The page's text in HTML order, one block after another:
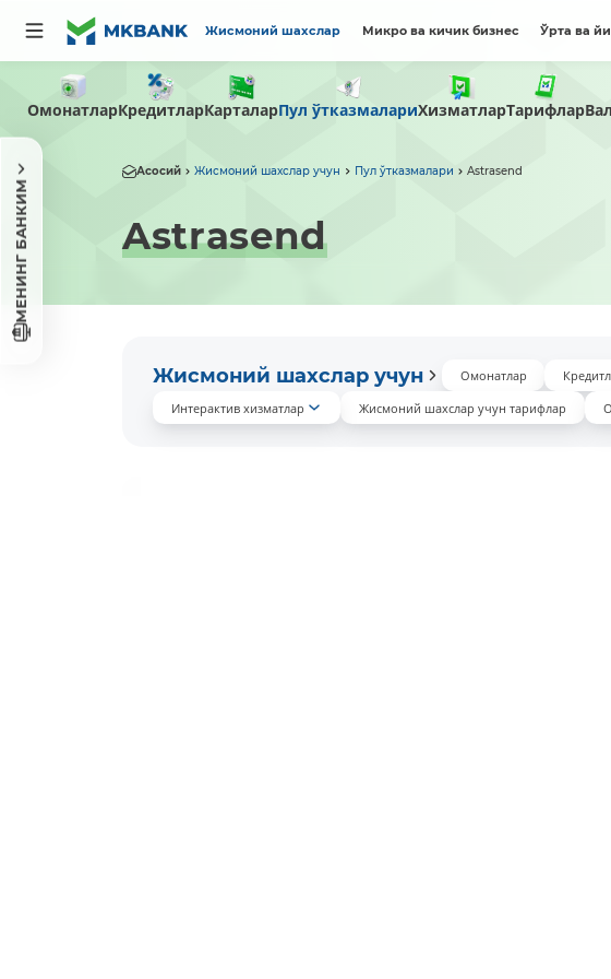
Жисмоний шахслар Микро ва кичик бизнес Ўрта ва
МЕНИНГ БАНКИМ
ОмонатларКредитларКарталарПул ўтказмалариХизматларТарифлар
Асосий Жисмоний шахслар учун Пул ўтказмалари Astrasend
Astrasend
Жисмоний шахслар учун Омонатлар
Интерактив хизматлар
Жисмоний шахслар учун тарифлар